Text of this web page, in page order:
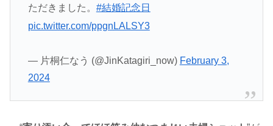
ただきました。 #結婚記念日
pic.twitter.com/ppgnLALSY3
— 片桐仁なう (@JinKatagiri_now) February 3,
2024